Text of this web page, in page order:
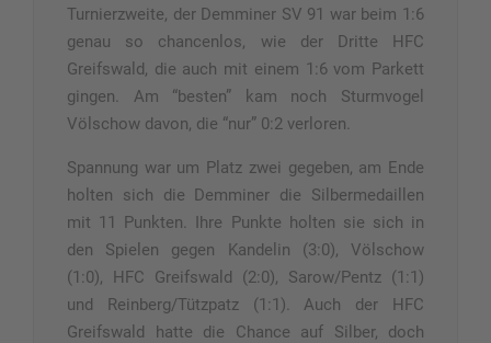
Turnierzweite, der Demminer SV 91 war beim 1:6
genau so chancenlos, wie der Dritte HFC
Greifswald, die auch mit einem 1:6 vom Parkett
gingen. Am “besten” kam noch Sturmvogel
Völschow davon, die “nur” 0:2 verloren.
Spannung war um Platz zwei gegeben, am Ende
holten sich die Demminer die Silbermedaillen
mit 11 Punkten. Ihre Punkte holten sie sich in
den Spielen gegen Kandelin (3:0), Völschow
(1:0), HFC Greifswald (2:0), Sarow/Pentz (1:1)
und Reinberg/Tützpatz (1:1). Auch der HFC
Greifswald hatte die Chance auf Silber, doch